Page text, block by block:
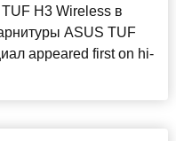
H3 Wireless в
ASUS TUF
appeared first on hi-